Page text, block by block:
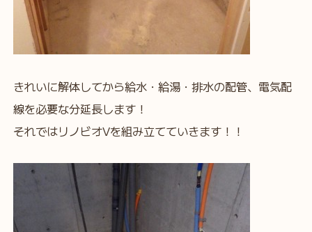
きれいに解体してから給水・給湯・排水の配管、電気配
線を必要な分延長します！
それではリノビオVを組み立てていきます！！